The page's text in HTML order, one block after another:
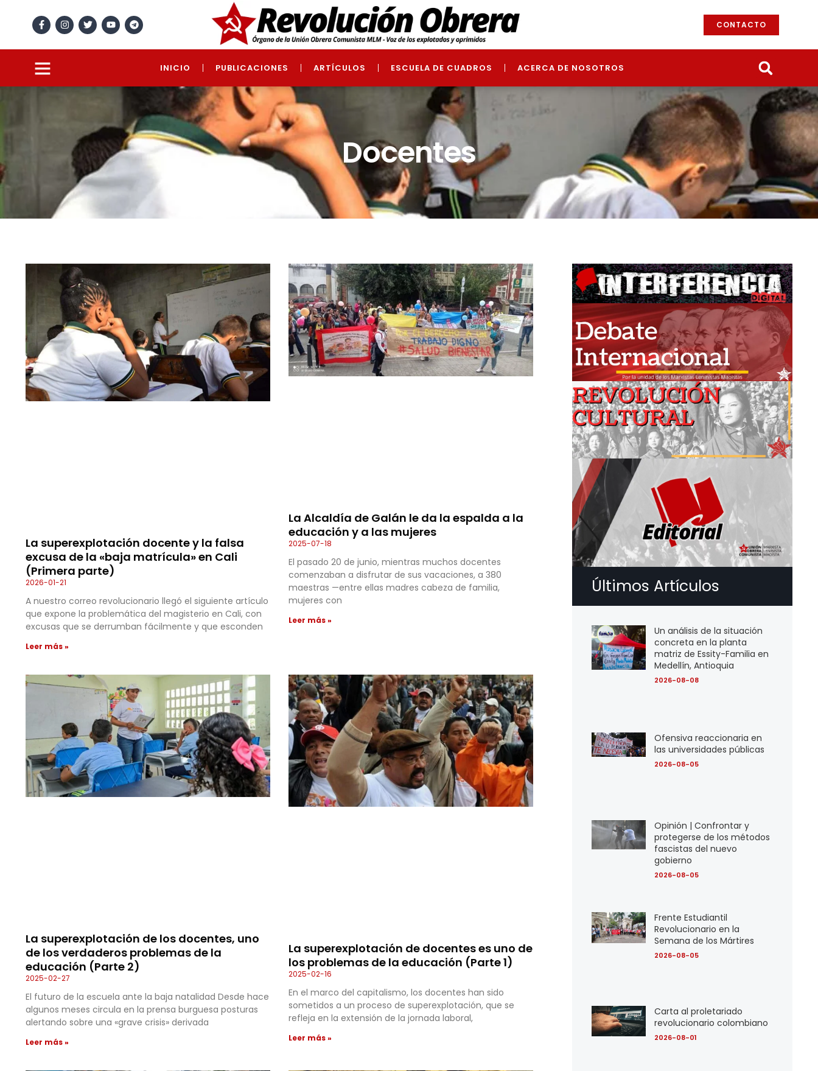
CONTACTO
INICIO PUBLICACIONES ARTÍCULOS ESCUELA DE CUADROS ACERCA DE NOSOTROS
Docentes
La superexplotación docente y la falsa
excusa de la «baja matrícula» en Cali
(Primera parte)
2026-01-21
A nuestro correo revolucionario llegó el siguiente artículo
que expone la problemática del magisterio en Cali, con
excusas que se derrumban fácilmente y que esconden
Leer más »
La Alcaldía de Galán le da la espalda a la
educación y a las mujeres
2025-07-18
El pasado 20 de junio, mientras muchos docentes
comenzaban a disfrutar de sus vacaciones, a 380
maestras —entre ellas madres cabeza de familia,
mujeres con
Leer más »
La superexplotación de los docentes, uno
de los verdaderos problemas de la
educación (Parte 2)
2025-02-27
El futuro de la escuela ante la baja natalidad Desde hace
algunos meses circula en la prensa burguesa posturas
alertando sobre una «grave crisis» derivada
Leer más »
La superexplotación de docentes es uno de
los problemas de la educación (Parte 1)
2025-02-16
En el marco del capitalismo, los docentes han sido
sometidos a un proceso de superexplotación, que se
refleja en la extensión de la jornada laboral,
Leer más »
Últimos Artículos
Un análisis de la situación
concreta en la planta
matriz de Essity-Familia en
Medellín, Antioquia
2026-08-08
Ofensiva reaccionaria en
las universidades públicas
2026-08-05
Opinión | Confrontar y
protegerse de los métodos
fascistas del nuevo
gobierno
2026-08-05
Frente Estudiantil
Revolucionario en la
Semana de los Mártires
2026-08-05
Carta al proletariado
revolucionario colombiano
2026-08-01